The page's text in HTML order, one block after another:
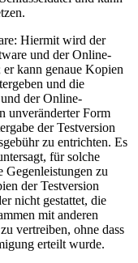
Hiermit wird der
und der Online-
kann genaue Kopien
und die
der Online-
unveränderter Form
der Testversion
zu entrichten. Es
für solche
Gegenleistungen zu
der Testversion
nicht gestattet, die
mit anderen
vertreiben, ohne dass
erteilt wurde.